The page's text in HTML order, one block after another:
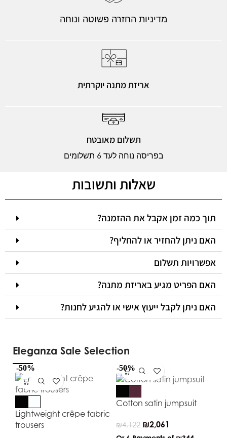
מדיניות החזרה פשוטה ונוחה
אריזת מתנה יוקרתית
תשלום מאובטח
בפריסה נוחה לעד 6 תשלומים
שאלות ותשובות
תוך כמה זמן אקבל את ההזמנה?
האם ניתן להחזיר או להחליף?
אפשרויות תשלום
האם הפריט מגיע באריזת מתנה?
האם ניתן לקבל ייעוץ אישי או להגיע לחנות?
Eleganza Sale Selection
-50%
Lightweight crêpe fabric
trousers
-50%
Cotton satin jumpsuit
₪4,122 ₪2,061